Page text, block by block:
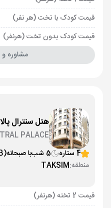
قیمت کودک با تخت (هر نفر)
قیمت کودک بدون تخت (هرنفر)
مشاوره و
هتل سنترال
PALACE
4 ستاره
5 شب با صبحانه(BB)
منطقه:TAKSIM
قیمت 2 تخته (هرنفر)